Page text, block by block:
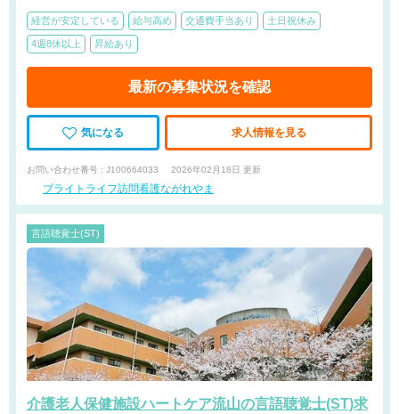
経営が安定している 給与高め 交通費手当あり 土日祝休み
4週8休以上 昇給あり
最新の募集状況を確認
気になる 求人情報を見る
お問い合わせ番号 : J100664033 2026年02月18日 更新
ブライトライフ訪問看護ながれやま
言語聴覚士(ST)
介護老人保健施設ハートケア流山の言語聴覚士(ST)求